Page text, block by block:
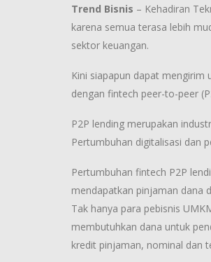
Trend Bisnis – Kehadiran
karena semua terasa lebih
sektor keuangan.
Kini siapapun dapat mengirim
dengan fintech peer-to-peer
P2P lending merupakan
Pertumbuhan digitalisasi dan
Pertumbuhan fintech P2P
mendapatkan pinjaman dana
Tak hanya para pebisnis
membutuhkan dana untuk
kredit pinjaman, nominal dan